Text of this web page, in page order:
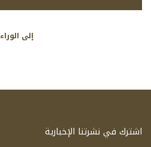
إلى الوراء
اشترك في نشرتنا الإخبارية